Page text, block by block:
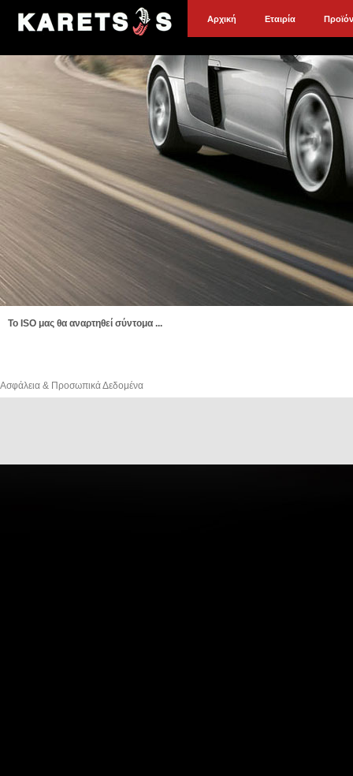
Αρχική Εταιρία
To ISO μας θα αναρτηθεί σύντομα ...
Ασφάλεια & Προσωπικά Δεδομένα